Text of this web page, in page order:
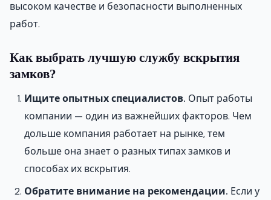
высоком качестве и безопасности выполненных
работ.
Как выбрать лучшую службу вскрытия
замков?
Ищите опытных специалистов. Опыт работы
компании — один из важнейших факторов. Чем
дольше компания работает на рынке, тем
больше она знает о разных типах замков и
способах их вскрытия.
Обратите внимание на рекомендации. Если у